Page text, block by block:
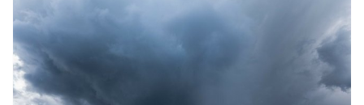
okolicy godziny 16:00 pojawiło się nad Małopolską,
poinformowali Łowcy Burz.Według informacji
przekazanych na Facebooku w Czarnym Dunajcu (pow.
nowatorki) zaobserwowano "dobrze rozwinięty lej
kondensacyjny". Pojawił się on również w sąsiednich
miejscowościach.